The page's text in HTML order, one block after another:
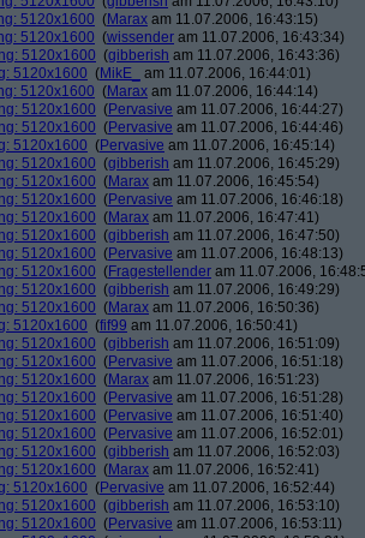
5120x1600 (Marax am 11.07.2006, 16:43:15)
5120x1600 (wissender am 11.07.2006, 16:43:34)
5120x1600 (gibberish am 11.07.2006, 16:43:36)
5120x1600 (MikE_
am 11.07.2006, 16:44:01)
5120x1600 (Marax am 11.07.2006, 16:44:14)
5120x1600 (Pervasive am 11.07.2006, 16:44:27)
5120x1600 (Pervasive am 11.07.2006, 16:44:46)
5120x1600 (Pervasive am 11.07.2006, 16:45:14)
5120x1600 (gibberish am 11.07.2006, 16:45:29)
5120x1600 (Marax am 11.07.2006, 16:45:54)
5120x1600 (Pervasive am 11.07.2006, 16:46:18)
5120x1600 (Marax am 11.07.2006, 16:47:41)
5120x1600 (gibberish am 11.07.2006, 16:47:50)
5120x1600 (Pervasive am 11.07.2006, 16:48:13)
5120x1600 (Fragestellender am 11.07.2006,
5120x1600 (gibberish am 11.07.2006, 16:49:29)
5120x1600 (Marax am 11.07.2006, 16:50:36)
5120x1600 (fif99 am 11.07.2006, 16:50:41)
5120x1600 (gibberish am 11.07.2006, 16:51:09)
5120x1600 (Pervasive am 11.07.2006, 16:51:18)
5120x1600 (Marax am 11.07.2006, 16:51:23)
5120x1600 (Pervasive am 11.07.2006, 16:51:28)
5120x1600 (Pervasive am 11.07.2006, 16:51:40)
5120x1600 (Pervasive am 11.07.2006, 16:52:01)
5120x1600 (gibberish am 11.07.2006, 16:52:03)
5120x1600 (Marax am 11.07.2006, 16:52:41)
5120x1600 (Pervasive am 11.07.2006, 16:52:44)
5120x1600 (gibberish am 11.07.2006, 16:53:10)
5120x1600 (Pervasive am 11.07.2006, 16:53:11)